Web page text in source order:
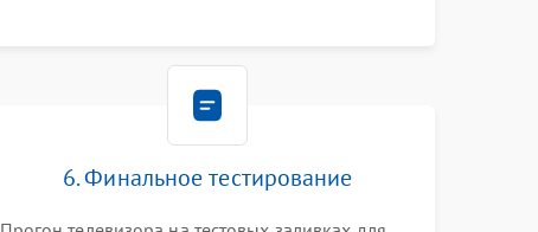
6. Финальное тестирование